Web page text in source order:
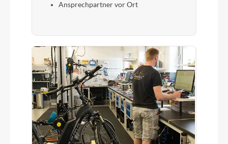
Ansprechpartner vor Ort